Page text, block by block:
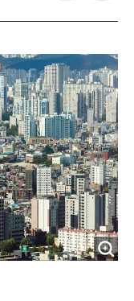
o
o
u
t
o
i
n